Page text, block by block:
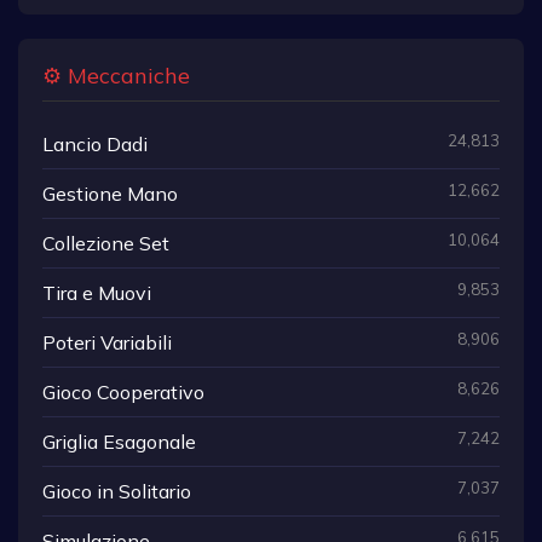
⚙️ Meccaniche
Lancio Dadi 24,813
Gestione Mano 12,662
Collezione Set 10,064
Tira e Muovi 9,853
Poteri Variabili 8,906
Gioco Cooperativo 8,626
Griglia Esagonale 7,242
Gioco in Solitario 7,037
6,615